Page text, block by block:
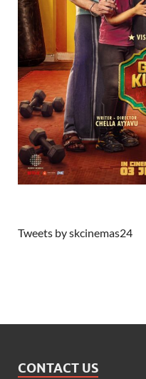
Tweets by skcinemas24
CONTACT US